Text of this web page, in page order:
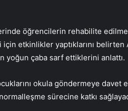
öğrencilerin rehabilite
etkinlikler yaptıklarını
yoğun çaba sarf ettiklerini anlattı.
okula göndermeye
sürecine katkı